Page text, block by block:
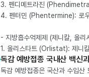
3. 펜디메트라진
4. 펜터민 (Phentermine): 로
- 지방흡수억제제 (제니칼, 올리
1. 올리스타트 (Orlistat): 제니
독감 예방접종 국내산 백신
독감 예방접종은 국산과 수입산